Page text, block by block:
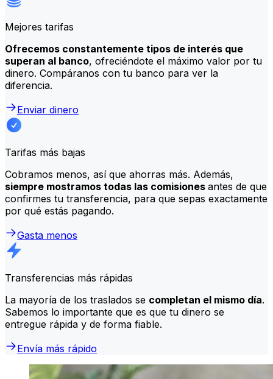
Mejores tarifas
Ofrecemos constantemente tipos de interés que
superan al banco, ofreciéndote el máximo valor por tu
dinero. Compáranos con tu banco para ver la
diferencia.
Enviar dinero
Tarifas más bajas
Cobramos menos, así que ahorras más. Además,
siempre mostramos todas las comisiones antes de que
confirmes tu transferencia, para que sepas exactamente
por qué estás pagando.
Gasta menos
Transferencias más rápidas
La mayoría de los traslados se completan el mismo día.
Sabemos lo importante que es que tu dinero se
entregue rápida y de forma fiable.
Envía más rápido